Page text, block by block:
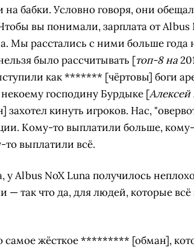
на бабки. Условно говоря, они
вы понимали, зарплата от
Мы расстались с ними больше года
было рассчитывать [топ-8 на
как ******* [чёртовы] боги
некоему господину Бурдыке [Алексей
захотел кинуть игроков. Нас,
Кому-то выплатили больше,
то выплатили всё.
у Albus NoX Luna получилось
— так что да, для людей, которые
самое жёсткое ********* [обман],